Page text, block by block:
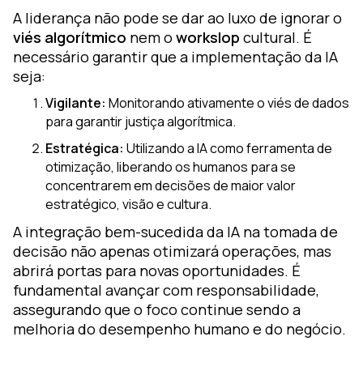
A liderança não pode se dar ao luxo de ignorar o
viés algorítmico nem o workslop cultural. É
necessário garantir que a implementação da IA
seja:
Vigilante: Monitorando ativamente o viés de dados
para garantir justiça algorítmica.
Estratégica: Utilizando a IA como ferramenta de
otimização, liberando os humanos para se
concentrarem em decisões de maior valor
estratégico, visão e cultura.
A integração bem-sucedida da IA na tomada de
decisão não apenas otimizará operações, mas
abrirá portas para novas oportunidades. É
fundamental avançar com responsabilidade,
assegurando que o foco continue sendo a
melhoria do desempenho humano e do negócio.